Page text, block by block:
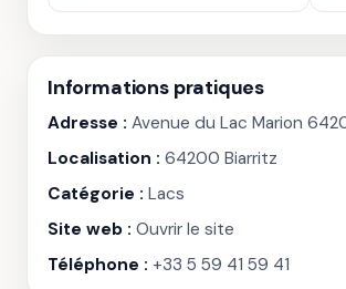
Informations pratiques
Adresse : Avenue du Lac Marion
Localisation : 64200 Biarritz
Catégorie : Lacs
Site web : Ouvrir le site
Téléphone : +33 5 59 41 59 41